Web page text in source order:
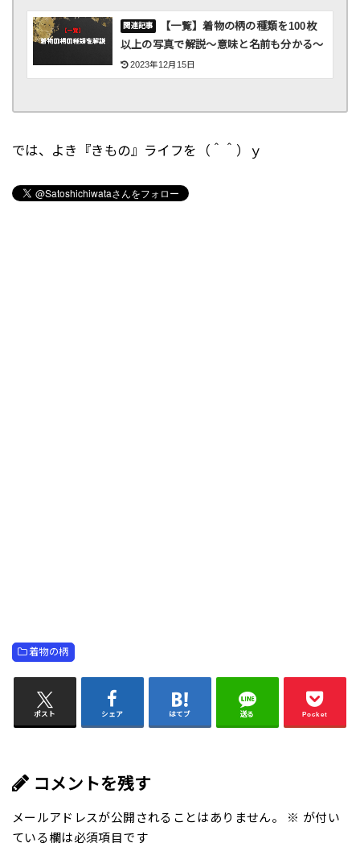
【一覧】着物の柄の種類を100枚
以上の写真で解説〜意味と名前も分かる〜
2023年12月15日
では、よき『きもの』ライフを（＾＾）ｙ
着物の柄
ポスト シェア はてブ 送る Pocket
コメントを残す
メールアドレスが公開されることはありません。 ※ が付い
ている欄は必須項目です